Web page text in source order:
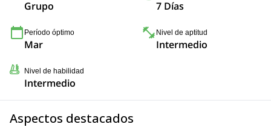
Grupo 7 Días
Período óptimo
Mar
Nivel de aptitud
Intermedio
Nivel de habilidad
Intermedio
Aspectos destacados